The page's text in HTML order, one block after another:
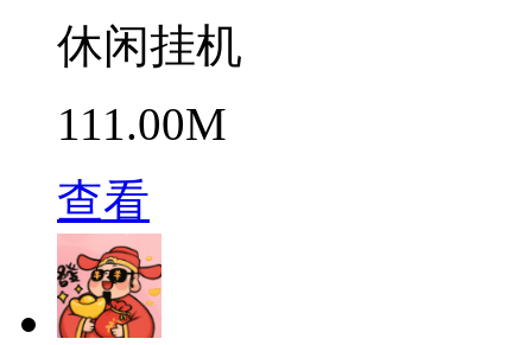
休闲挂机
111.00M
查看